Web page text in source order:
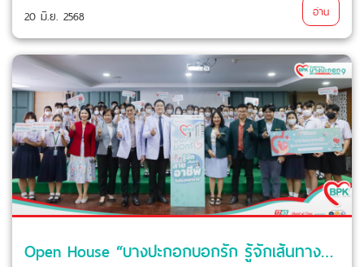
20 มิ.ย. 2568 อ่าน
Open House “บางปะกอกบอกรัก รู้จักเส้นทางสายอาชีพในโรงพยาบาล” ร่วมกับ โรงเรียนรัตนโกสินทร์สมโภชบางขุนเทียน